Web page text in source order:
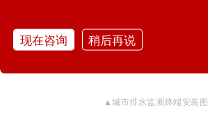
▲城市排水监测终端安装图
现在咨询 稍后再说